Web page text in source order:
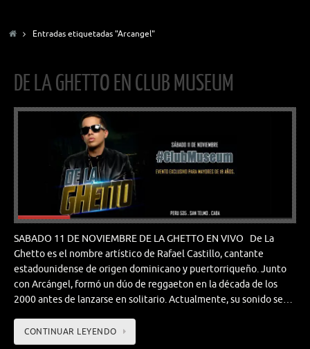
InicioEntradas etiquetadas "Arcangel"
DE LA GHETTO EN CLUB MUSEUM
SABADO 11 DE NOVIEMBRE DE LA GHETTO EN VIVO De La
Ghetto es el nombre artístico de Rafael Castillo, cantante
estadounidense de origen dominicano y puertorriqueño. Junto
con Arcángel, formó un dúo de reggaeton en la década de los
2000 antes de lanzarse en solitario. Actualmente, su sonido se…
CONTINUAR LEYENDO